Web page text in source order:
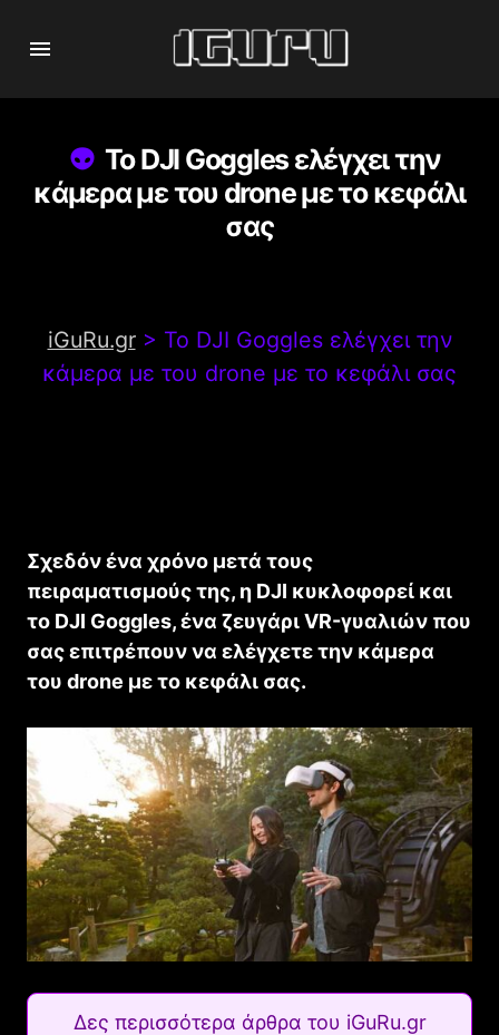
To DJI Goggles ελέγχει την
κάμερα με του drone με το κεφάλι
σας
iGuRu.gr> To DJI Goggles ελέγχει την
κάμερα με του drone με το κεφάλι σας
Σχεδόν ένα χρόνο μετά τους
πειραματισμούς της, η DJI κυκλοφορεί και
το DJI Goggles, ένα ζευγάρι VR-γυαλιών που
σας επιτρέπουν να ελέγχετε την κάμερα
του drone με το κεφάλι σας.
Δες περισσότερα άρθρα του iGuRu.gr